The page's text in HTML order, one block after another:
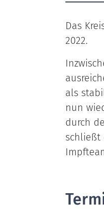
Das
2022.
als
nun
durch
schließt